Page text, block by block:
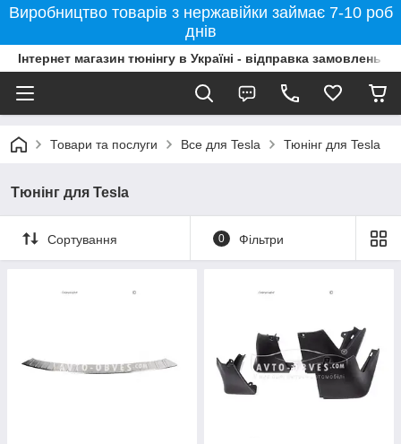
Виробництво товарів з нержавійки займає 7-10 роб
днів
Інтернет магазин тюнінгу в Україні - відправка замовлень
Товари та послуги Все для Tesla Тюнінг для Tesla
Тюнінг для Tesla
Сортування 0 Фільтри